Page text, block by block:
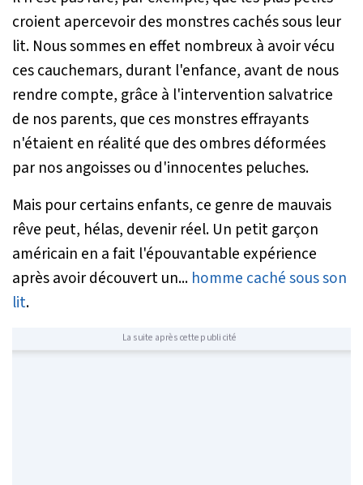
croient apercevoir des monstres cachés sous leur
lit. Nous sommes en effet nombreux à avoir vécu
ces cauchemars, durant l'enfance, avant de nous
rendre compte, grâce à l'intervention salvatrice
de nos parents, que ces monstres effrayants
n'étaient en réalité que des ombres déformées
par nos angoisses ou d'innocentes peluches.
Mais pour certains enfants, ce genre de mauvais
rêve peut, hélas, devenir réel. Un petit garçon
américain en a fait l'épouvantable expérience
après avoir découvert un... homme caché sous son
lit.
La suite après cette publicité